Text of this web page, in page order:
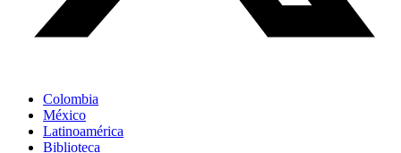
Colombia
México
Latinoamérica
Biblioteca